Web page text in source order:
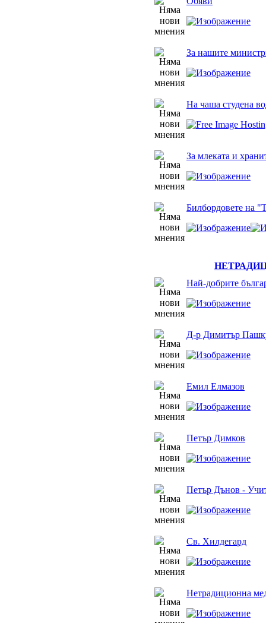
За нашите
На чаша студена
За млеката и
Билбордовете на
Най-добрите
Д-р Димитър
Емил Елмазов
Петър Димков
Петър Дънов -
Св. Хилдегард
Нетрадиционна